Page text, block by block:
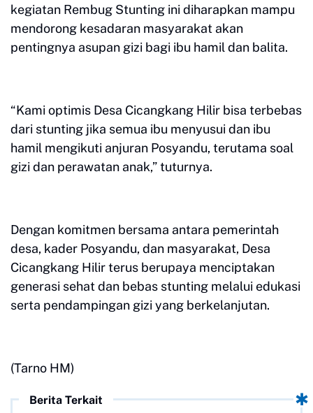
kegiatan Rembug Stunting ini diharapkan mampu
mendorong kesadaran masyarakat akan
pentingnya asupan gizi bagi ibu hamil dan balita.
“Kami optimis Desa Cicangkang Hilir bisa terbebas
dari stunting jika semua ibu menyusui dan ibu
hamil mengikuti anjuran Posyandu, terutama soal
gizi dan perawatan anak,” tuturnya.
Dengan komitmen bersama antara pemerintah
desa, kader Posyandu, dan masyarakat, Desa
Cicangkang Hilir terus berupaya menciptakan
generasi sehat dan bebas stunting melalui edukasi
serta pendampingan gizi yang berkelanjutan.
(Tarno HM)
Berita Terkait